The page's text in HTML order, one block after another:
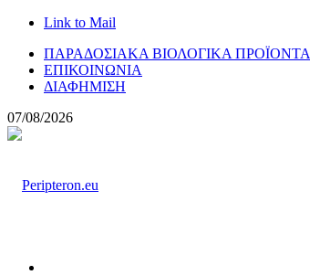
Link to Mail
ΠΑΡΑΔΟΣΙΑΚΑ ΒΙΟΛΟΓΙΚΑ ΠΡΟΪΟΝΤΑ
ΕΠΙΚΟΙΝΩΝΙΑ
ΔΙΑΦΗΜΙΣΗ
07/08/2026